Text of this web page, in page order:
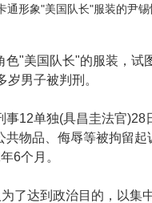
通形象"美国队长"服装的尹
色"美国队长"的服装，试
男子被判刑。
事12单独(具昌圭法官)28
共物品、侮辱等被拘留起
6个月。
了达到政治目的，以集